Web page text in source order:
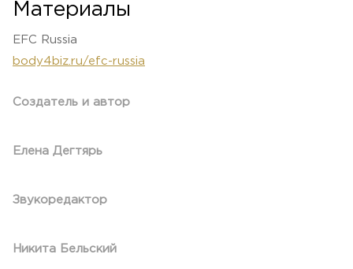
Материалы
EFC Russia
body4biz.ru/efc-russia
Создатель и автор
Елена Дегтярь
Звукоредактор
Никита Бельский